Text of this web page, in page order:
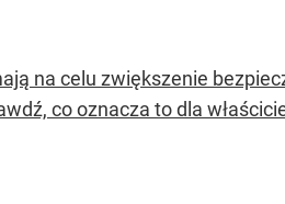
na celu zwiększenie
co oznacza to dla